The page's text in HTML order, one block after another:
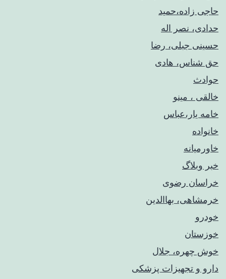
حاجی زاده،حمید
حدادی، نصر اله
حسینی جبلی، رضا
حق شناس، هادی
حوادث
خالقی ، مینو
خامه یار،عباس
خانواده
خاورمیانه
خبر وبلاگ
خراسان رضوی
خرمشاهی، بهاالدین
خودرو
خوزستان
خوش چهره، جلال
دارو و تجهیزات پزشکی